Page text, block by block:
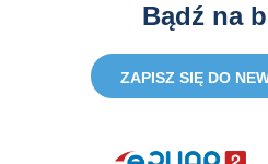
Bądź na
ZAPISZ SIĘ DO